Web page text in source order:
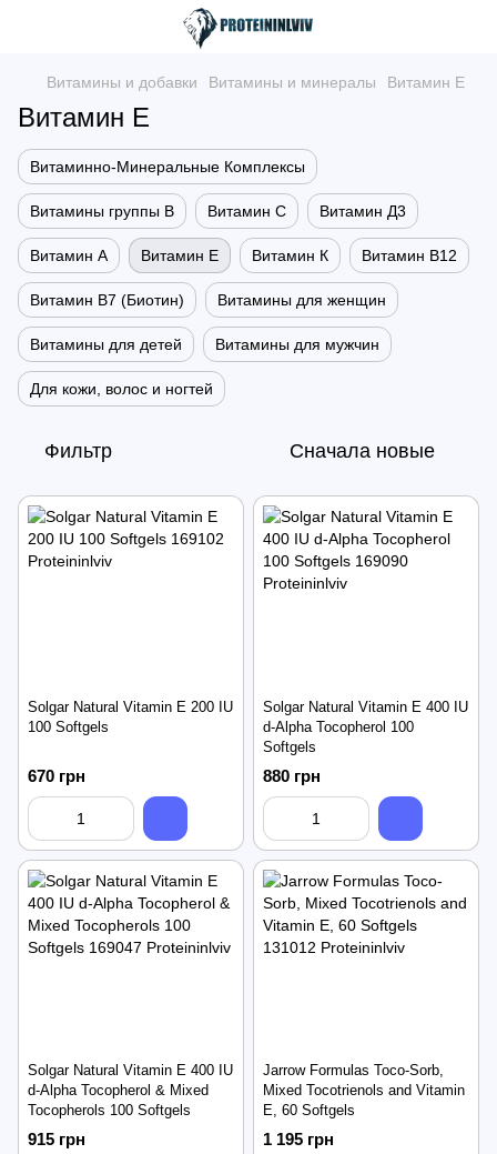
Витамины и добавки Витамины и минералы Витамин Е
Витамин Е
Витаминно-Минеральные Комплексы
Витамины группы B Витамин C Витамин Д3
Витамин А Витамин Е Витамин К Витамин В12
Витамин В7 (Биотин) Витамины для женщин
Витамины для детей Витамины для мужчин
Для кожи, волос и ногтей
Фильтр Сначала новые
Solgar Natural Vitamin E 200 IU
100 Softgels
670 грн
Solgar Natural Vitamin E 400 IU
d-Alpha Tocopherol 100
Softgels
880 грн
Solgar Natural Vitamin E 400 IU
d-Alpha Tocopherol & Mixed
Tocopherols 100 Softgels
915 грн
Jarrow Formulas Toco-Sorb,
Mixed Tocotrienols and Vitamin
E, 60 Softgels
1 195 грн